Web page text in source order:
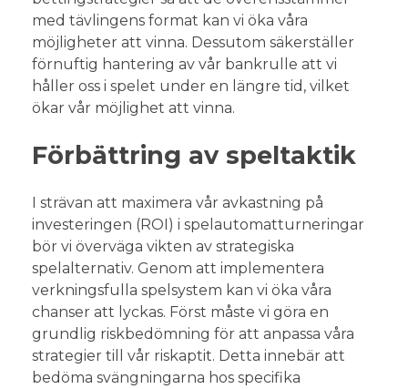
med tävlingens format kan vi öka våra
möjligheter att vinna. Dessutom säkerställer
förnuftig hantering av vår bankrulle att vi
håller oss i spelet under en längre tid, vilket
ökar vår möjlighet att vinna.
Förbättring av speltaktik
I strävan att maximera vår avkastning på
investeringen (ROI) i spelautomatturneringar
bör vi överväga vikten av strategiska
spelalternativ. Genom att implementera
verkningsfulla spelsystem kan vi öka våra
chanser att lyckas. Först måste vi göra en
grundlig riskbedömning för att anpassa våra
strategier till vår riskaptit. Detta innebär att
bedöma svängningarna hos specifika